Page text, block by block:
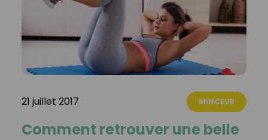
21 juillet 2017 MINCEUR
Comment retrouver une belle